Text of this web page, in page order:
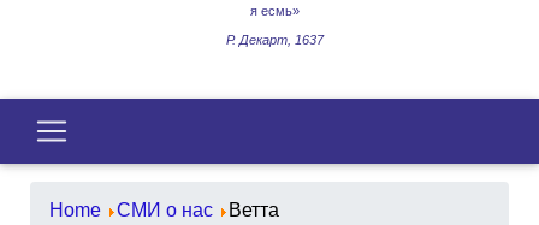
я есмь»
Р. Декарт, 1637
Home СМИ о нас Ветта